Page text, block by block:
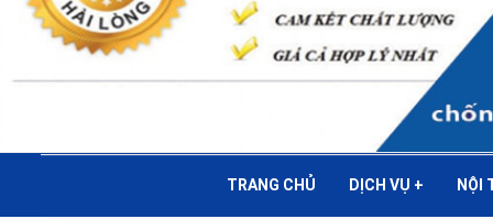
TRANG CHỦ DỊCH VỤ + NỘI